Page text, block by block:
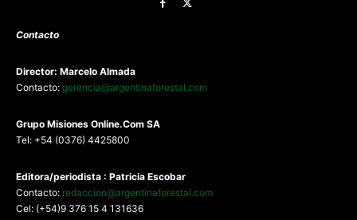
Contacto
Director: Marcelo Almada
Contacto: gerencia@argentinaforestal.com
Grupo Misiones Online.Com SA
Tel: +54 (0376) 4425800
Editora/periodista : Patricia Escobar
Contacto: redaccion@argentinaforestal.com
Cel: (+54)9 376 15 4 131636